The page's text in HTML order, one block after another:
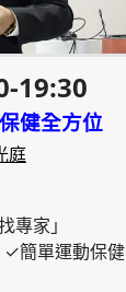
19:30
健全方位
庭
專家」
簡單運動保健